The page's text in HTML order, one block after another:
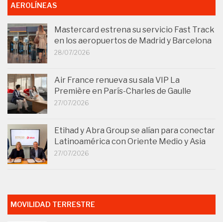
AEROLÍNEAS
Mastercard estrena su servicio Fast Track
en los aeropuertos de Madrid y Barcelona
28/07/2026
Air France renueva su sala VIP La
Première en París-Charles de Gaulle
27/07/2026
Etihad y Abra Group se alían para conectar
Latinoamérica con Oriente Medio y Asia
27/07/2026
MOVILIDAD TERRESTRE